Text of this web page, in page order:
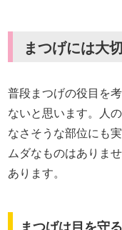
まつげには大
普段まつげの役目を
ないと思います。人
なさそうな部位にも
ムダなものはありま
あります。
まつげは目を守